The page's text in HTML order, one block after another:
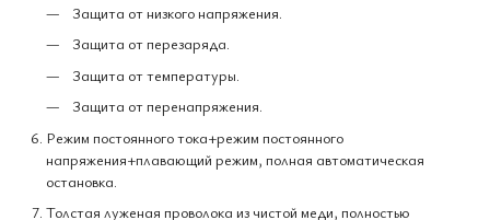
Защита от низкого напряжения.
Защита от перезаряда.
Защита от температуры.
Защита от перенапряжения.
Режим постоянного тока+режим постоянного
напряжения+плавающий режим, полная автоматическая
остановка.
Толстая луженая проволока из чистой меди, полностью